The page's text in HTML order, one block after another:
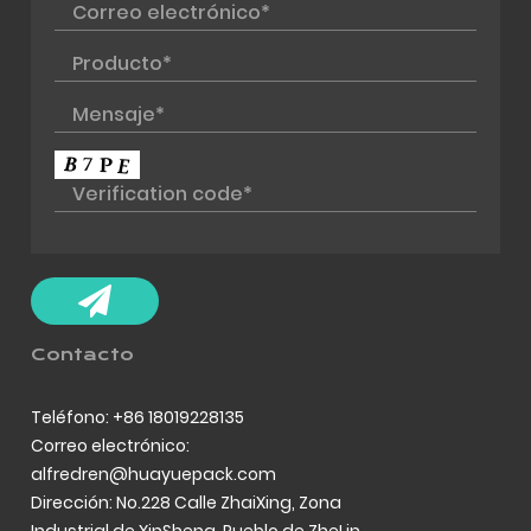
Contacto
Teléfono: +86 18019228135
Correo electrónico:
alfredren@huayuepack.com
Dirección: No.228 Calle ZhaiXing, Zona